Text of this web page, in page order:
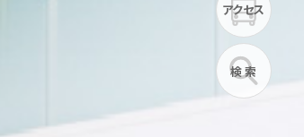
アクセス
検 索